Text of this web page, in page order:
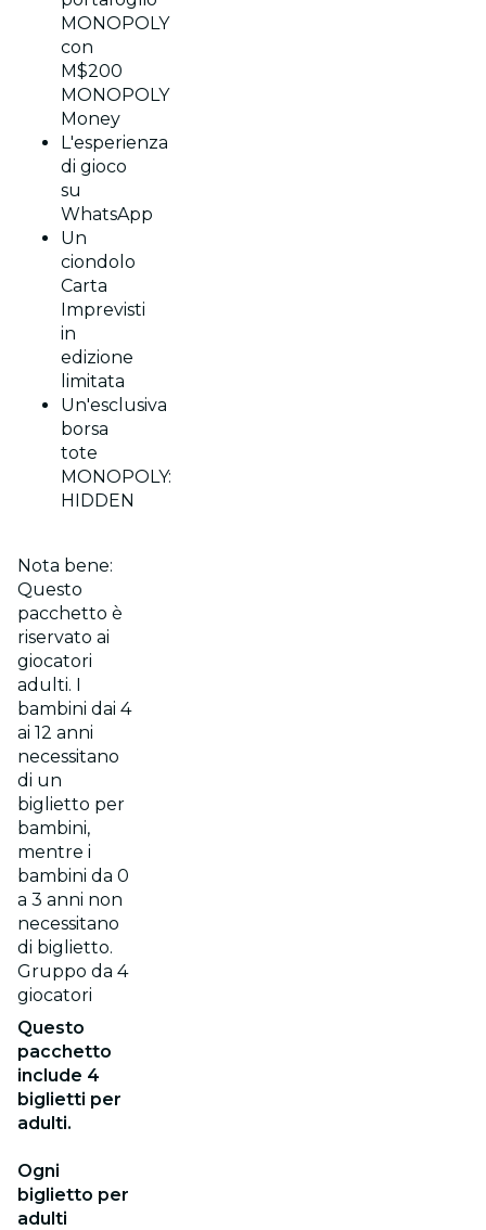
MONOPOLY
con
M$200
MONOPOLY
Money
L'esperienza
di gioco
su
WhatsApp
Un
ciondolo
Carta
Imprevisti
in
edizione
limitata
Un'esclusiva
borsa
tote
MONOPOLY:
HIDDEN
Nota bene:
Questo
pacchetto è
riservato ai
giocatori
adulti. I
bambini dai 4
ai 12 anni
necessitano
di un
biglietto per
bambini,
mentre i
bambini da 0
a 3 anni non
necessitano
di biglietto.
Gruppo da 4
giocatori
Questo
pacchetto
include 4
biglietti per
adulti.
Ogni
biglietto per
adulti